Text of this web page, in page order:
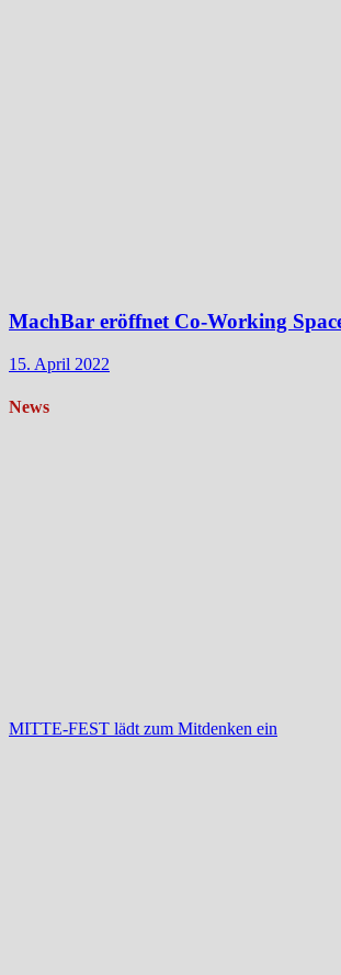
MachBar eröffnet Co-Working
15. April 2022
News
MITTE-FEST lädt zum Mitdenken ein